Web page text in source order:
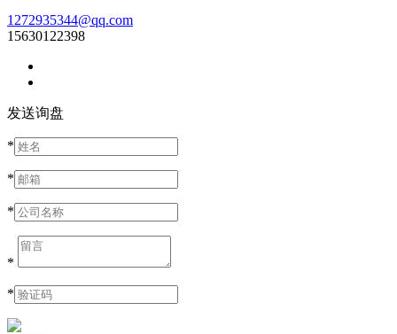
1272935344@qq.com
15630122398
发送询盘
*
*
*
*
*